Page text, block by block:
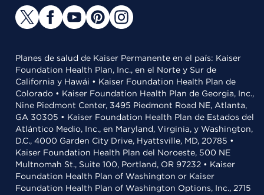
Planes de salud de Kaiser Permanente en el país: Kaiser
Foundation Health Plan, Inc., en el Norte y Sur de
California y Hawái • Kaiser Foundation Health Plan de
Colorado • Kaiser Foundation Health Plan de Georgia, Inc.,
Nine Piedmont Center, 3495 Piedmont Road NE, Atlanta,
GA 30305 • Kaiser Foundation Health Plan de Estados del
Atlántico Medio, Inc., en Maryland, Virginia, y Washington,
D.C., 4000 Garden City Drive, Hyattsville, MD, 20785 •
Kaiser Foundation Health Plan del Noroeste, 500 NE
Multnomah St., Suite 100, Portland, OR 97232 • Kaiser
Foundation Health Plan of Washington or Kaiser
Foundation Health Plan of Washington Options, Inc., 2715